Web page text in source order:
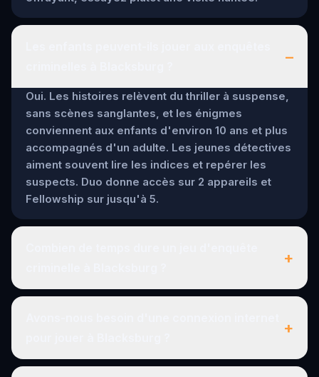
–
Oui. Les histoires relèvent du thriller à suspense,
sans scènes sanglantes, et les énigmes
conviennent aux enfants d'environ 10 ans et plus
accompagnés d'un adulte. Les jeunes détectives
aiment souvent lire les indices et repérer les
suspects. Duo donne accès sur 2 appareils et
Fellowship sur jusqu'à 5.
+
+